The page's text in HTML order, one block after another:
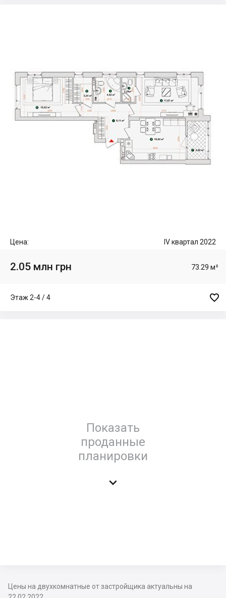
Цена: IV квартал 2022
2.05 млн грн 73.29 м²
Этаж 2-4 / 4 
Показать
проданные
планировки

Цены на двухкомнатные от застройщика актуальны на